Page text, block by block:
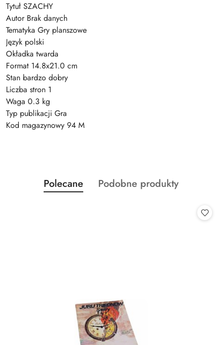
Tytuł SZACHY
Autor Brak danych
Tematyka Gry planszowe
Język polski
Okładka twarda
Format 14.8x21.0 cm
Stan bardzo dobry
Liczba stron 1
Waga 0.3 kg
Typ publikacji Gra
Kod magazynowy 94 M
Pomiń karuzelę produktów
Produkty
o
Polecane
Produkty
Podobne produkty